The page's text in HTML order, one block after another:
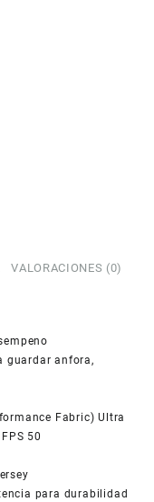
VALORACIONES (0)
guardar anfora,
Fabric) Ultra
50
para durabilidad
CÓDIGO